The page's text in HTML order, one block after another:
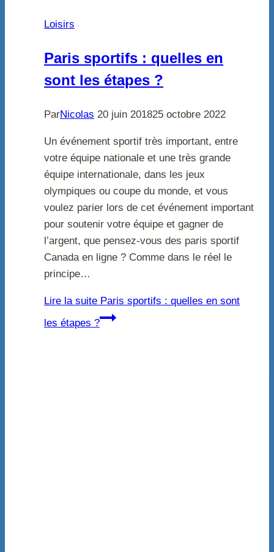
Loisirs
Paris sportifs : quelles en
sont les étapes ?
ParNicolas 20 juin 201825 octobre 2022
Un événement sportif très important, entre
votre équipe nationale et une très grande
équipe internationale, dans les jeux
olympiques ou coupe du monde, et vous
voulez parier lors de cet événement important
pour soutenir votre équipe et gagner de
l’argent, que pensez-vous des paris sportif
Canada en ligne ? Comme dans le réel le
principe…
Lire la suite Paris sportifs : quelles en sont
les étapes ?